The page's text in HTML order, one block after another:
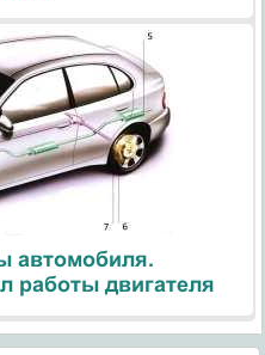
автомобиля.
работы двигателя